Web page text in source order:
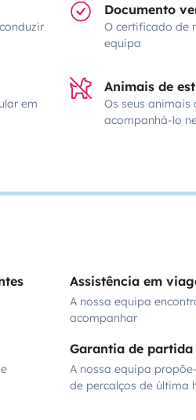
Documento
O certificado de
equipa
em
Animais de
Os seus
acompanhá-lo
Assistência em
A nossa equipa
acompanhar
Garantia de partida
A nossa equipa
de percalços de última